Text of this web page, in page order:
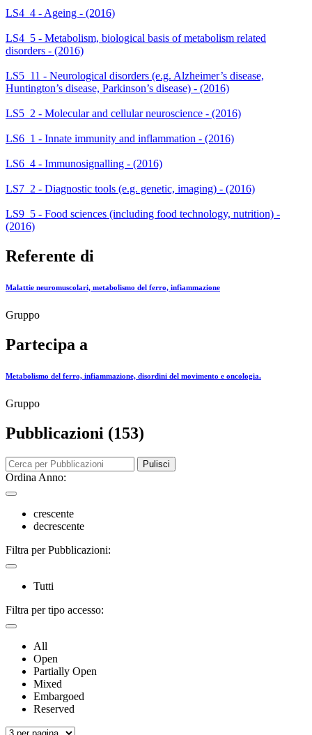
LS4_4 - Ageing - (2016)
LS4_5 - Metabolism, biological basis of metabolism related
disorders - (2016)
LS5_11 - Neurological disorders (e.g. Alzheimer’s disease,
Huntington’s disease, Parkinson’s disease) - (2016)
LS5_2 - Molecular and cellular neuroscience - (2016)
LS6_1 - Innate immunity and inflammation - (2016)
LS6_4 - Immunosignalling - (2016)
LS7_2 - Diagnostic tools (e.g. genetic, imaging) - (2016)
LS9_5 - Food sciences (including food technology, nutrition) -
(2016)
Referente di
Malattie neuromuscolari, metabolismo del ferro, infiammazione
Gruppo
Partecipa a
Metabolismo del ferro, infiammazione, disordini del movimento e oncologia.
Gruppo
Pubblicazioni (153)
Pulisci
Ordina Anno:
crescente
decrescente
Filtra per Pubblicazioni:
Tutti
Filtra per tipo accesso:
All
Open
Partially Open
Mixed
Embargoed
Reserved